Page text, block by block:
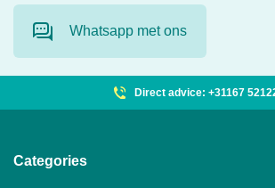
Whatsapp met ons
Direct advice: +31167
Categories